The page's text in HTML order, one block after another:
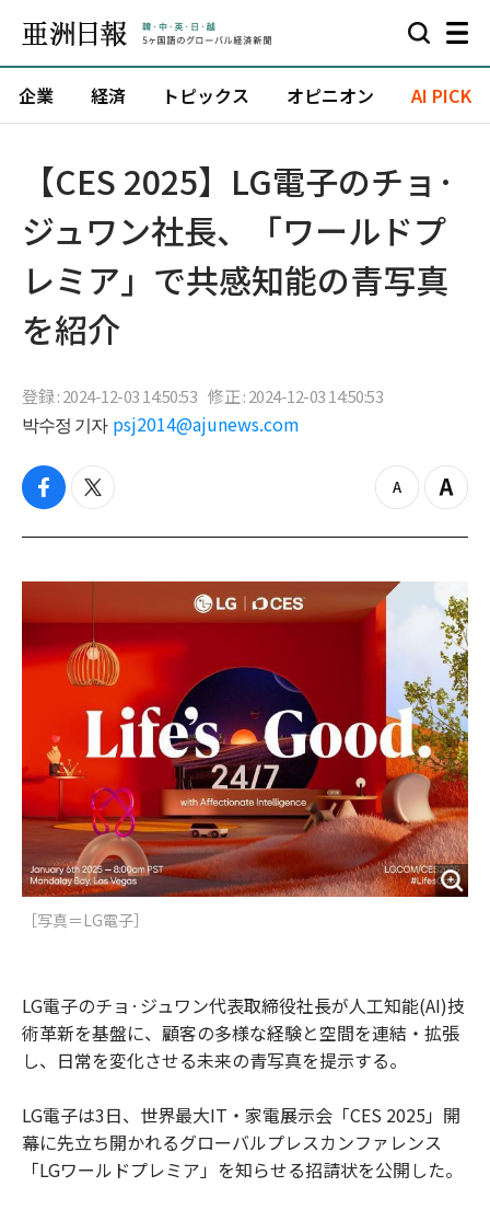
企業 経済 トピックス オピニオン AI PICK
【CES 2025】LG電子のチョ·
ジュワン社長、「ワールドプ
レミア」で共感知能の青写真
を紹介
登録 : 2024-12-03 14:50:53 修正 : 2024-12-03 14:50:53
박수정 기자 psj2014@ajunews.com
f
c
b
o
k
t
i
t
r
z
o
o
Z
o
n
［写真＝LG電子］
LG電子のチョ·ジュワン代表取締役社長が人工知能(AI)技
術革新を基盤に、顧客の多様な経験と空間を連結・拡張
し、日常を変化させる未来の青写真を提示する。
LG電子は3日、世界最大IT・家電展示会「CES 2025」開
幕に先立ち開かれるグローバルプレスカンファレンス
「LGワールドプレミア」を知らせる招請状を公開した。